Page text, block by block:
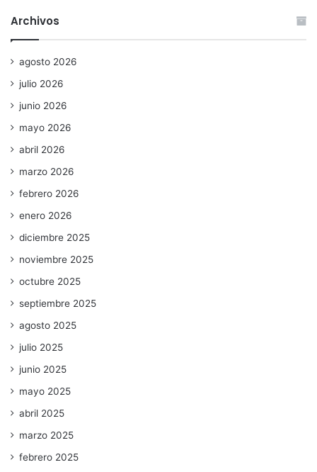
Archivos
agosto 2026
julio 2026
junio 2026
mayo 2026
abril 2026
marzo 2026
febrero 2026
enero 2026
diciembre 2025
noviembre 2025
octubre 2025
septiembre 2025
agosto 2025
julio 2025
junio 2025
mayo 2025
abril 2025
marzo 2025
febrero 2025